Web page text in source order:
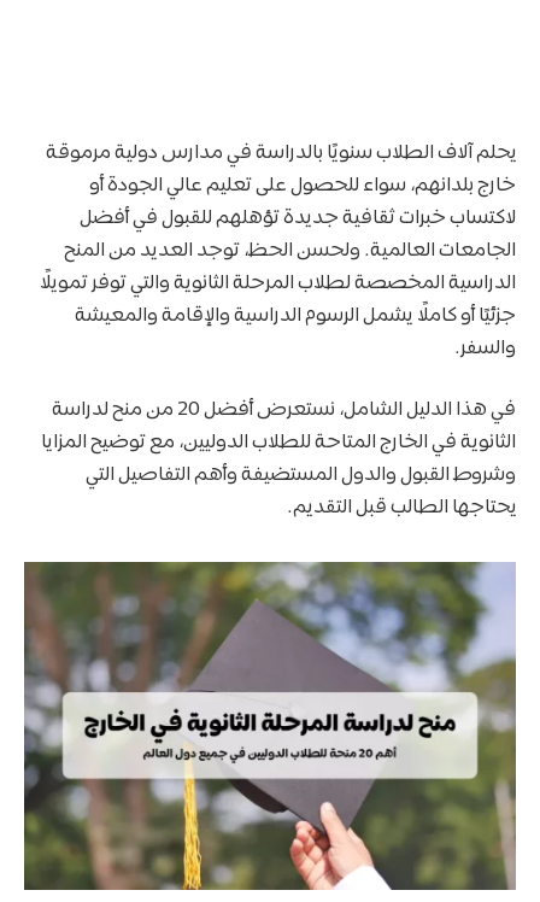
يحلم آلاف الطلاب سنويًا بالدراسة في مدارس دولية مرموقة
خارج بلدانهم، سواء للحصول على تعليم عالي الجودة أو
لاكتساب خبرات ثقافية جديدة تؤهلهم للقبول في أفضل
الجامعات العالمية. ولحسن الحظ، توجد العديد من المنح
الدراسية المخصصة لطلاب المرحلة الثانوية والتي توفر تمويلًا
جزئيًا أو كاملًا يشمل الرسوم الدراسية والإقامة والمعيشة
والسفر.
في هذا الدليل الشامل، نستعرض أفضل 20 من منح لدراسة
الثانوية في الخارج المتاحة للطلاب الدوليين، مع توضيح المزايا
وشروط القبول والدول المستضيفة وأهم التفاصيل التي
يحتاجها الطالب قبل التقديم.